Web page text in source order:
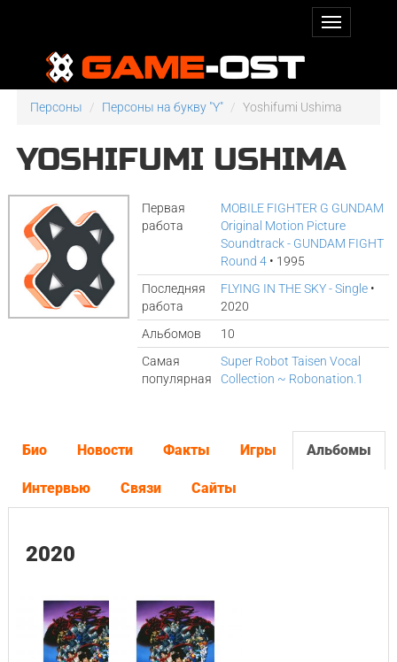
Персоны Персоны на букву "Y" Yoshifumi Ushima
YOSHIFUMI USHIMA
Первая
работа
MOBILE FIGHTER G GUNDAM
Original Motion Picture
Soundtrack - GUNDAM FIGHT
Round 4 • 1995
Последняя
работа
FLYING IN THE SKY - Single •
2020
Альбомов
10
Самая
популярная
Super Robot Taisen Vocal
Collection ~ Robonation.1
Био Новости Факты Игры Альбомы
Интервью Связи Сайты
2020